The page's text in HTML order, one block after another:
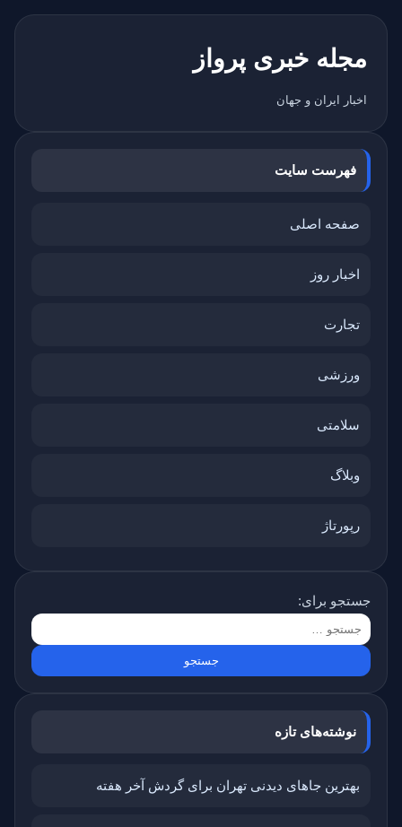
مجله خبری پرواز
اخبار ایران و جهان
فهرست سایت
صفحه اصلی
اخبار روز
تجارت
ورزشی
سلامتی
وبلاگ
رپورتاژ
جستجو برای:
نوشته‌های تازه
بهترین جاهای دیدنی تهران برای گردش آخر هفته